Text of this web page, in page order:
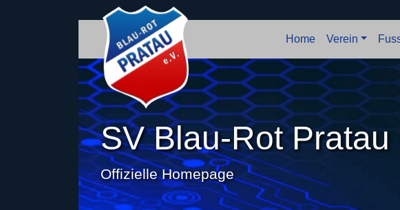
Home Verein
SV Blau-Rot Pratau
Offizielle Homepage